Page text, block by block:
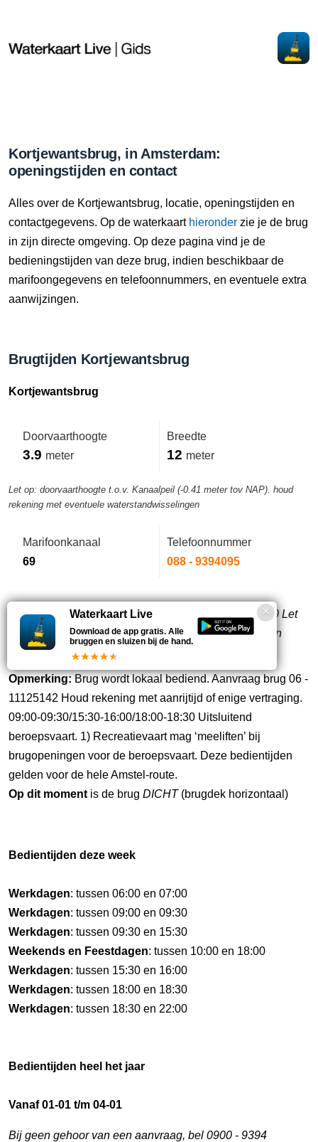
Kortjewantsbrug, in Amsterdam:
openingstijden en contact
Alles over de Kortjewantsbrug, locatie, openingstijden en
contactgegevens. Op de waterkaart hieronder zie je de brug
in zijn directe omgeving. Op deze pagina vind je de
bedieningstijden van deze brug, indien beschikbaar de
marifoongegevens en telefoonnummers, en eventuele extra
aanwijzingen.
Brugtijden Kortjewantsbrug
Kortjewantsbrug
Doorvaarthoogte
3.9 meter
Breedte
12 meter
Let op: doorvaarthoogte t.o.v. Kanaalpeil (-0.41 meter tov NAP). houd
rekening met eventuele waterstandwisselingen
Marifoonkanaal
69
Telefoonnummer
088 - 9394095
Brughoogte bij gemiddelde waterstand van NAP -0,40 Let
op! de waterstand kan variëren. (Hieraan kunnen geen
rechten aan ontleend worden). Brugnr 487.
Opmerking:Brug wordt lokaal bediend. Aanvraag brug 06 -
11125142 Houd rekening met aanrijtijd of enige vertraging.
09:00-09:30/15:30-16:00/18:00-18:30 Uitsluitend
beroepsvaart. 1) Recreatievaart mag ‘meeliften’ bij
brugopeningen voor de beroepsvaart. Deze bedientijden
gelden voor de hele Amstel-route.
Op dit moment is de brug DICHT(brugdek horizontaal)
Bedientijden deze week
Werkdagen: tussen 06:00 en 07:00
Werkdagen: tussen 09:00 en 09:30
Werkdagen: tussen 09:30 en 15:30
Weekends en Feestdagen: tussen 10:00 en 18:00
Werkdagen: tussen 15:30 en 16:00
Werkdagen: tussen 18:00 en 18:30
Werkdagen: tussen 18:30 en 22:00
Bedientijden heel het jaar
Vanaf 01-01 t/m 04-01
Bij geen gehoor van een aanvraag, bel 0900 - 9394
Waterkaart Live
Download de app gratis. Alle
bruggen en sluizen bij de hand.